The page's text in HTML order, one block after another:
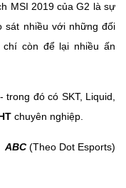
MSI 2019 của G2 là sự
sát nhiều với những đối
còn để lại nhiều ấn
đó có SKT, Liquid,
chuyên nghiệp.
ABC(Theo Dot Esports)